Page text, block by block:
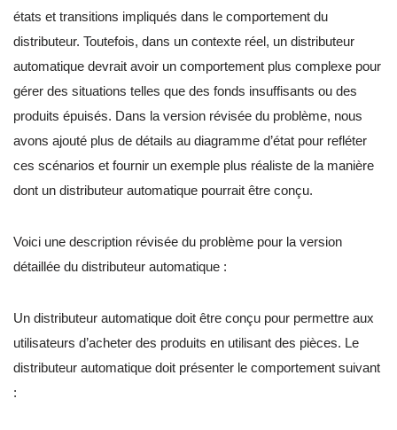
états et transitions impliqués dans le comportement du
distributeur. Toutefois, dans un contexte réel, un distributeur
automatique devrait avoir un comportement plus complexe pour
gérer des situations telles que des fonds insuffisants ou des
produits épuisés. Dans la version révisée du problème, nous
avons ajouté plus de détails au diagramme d’état pour refléter
ces scénarios et fournir un exemple plus réaliste de la manière
dont un distributeur automatique pourrait être conçu.
Voici une description révisée du problème pour la version
détaillée du distributeur automatique :
Un distributeur automatique doit être conçu pour permettre aux
utilisateurs d’acheter des produits en utilisant des pièces. Le
distributeur automatique doit présenter le comportement suivant
: